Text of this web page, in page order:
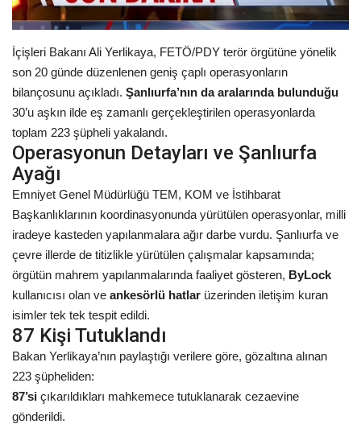
Künye
Sağlık
İletişim
Kültür Sanat
İçişleri Bakanı Ali Yerlikaya, FETÖ/PDY terör örgütüne yönelik
son 20 günde düzenlenen geniş çaplı operasyonların
bilançosunu açıkladı. Şanlıurfa’nın da aralarında bulunduğu
30’u aşkın ilde eş zamanlı gerçekleştirilen operasyonlarda
toplam 223 şüpheli yakalandı.
Operasyonun Detayları ve Şanlıurfa
Ayağı
Emniyet Genel Müdürlüğü TEM, KOM ve İstihbarat
Başkanlıklarının koordinasyonunda yürütülen operasyonlar, milli
iradeye kasteden yapılanmalara ağır darbe vurdu. Şanlıurfa ve
çevre illerde de titizlikle yürütülen çalışmalar kapsamında;
örgütün mahrem yapılanmalarında faaliyet gösteren, ByLock
kullanıcısı olan ve ankesörlü hatlar üzerinden iletişim kuran
isimler tek tek tespit edildi.
87 Kişi Tutuklandı
Bakan Yerlikaya’nın paylaştığı verilere göre, gözaltına alınan
223 şüpheliden:
87’si çıkarıldıkları mahkemece tutuklanarak cezaevine
gönderildi.